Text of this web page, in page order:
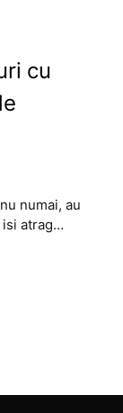
cu
numai, au
isi atrag…